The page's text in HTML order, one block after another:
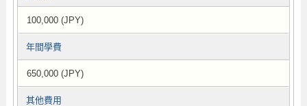
100,000 (JPY)
年間學費
650,000 (JPY)
其他費用